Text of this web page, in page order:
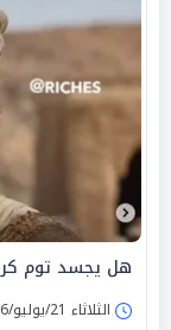
هل يجسد توم
الثلاثاء 21/يوليو/2026 - 03:59 م